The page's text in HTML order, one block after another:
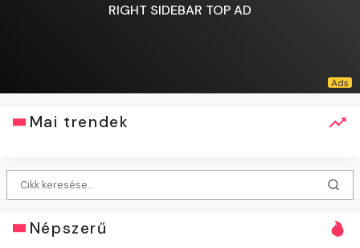
RIGHT SIDEBAR TOP AD
Mai trendek
Népszerű